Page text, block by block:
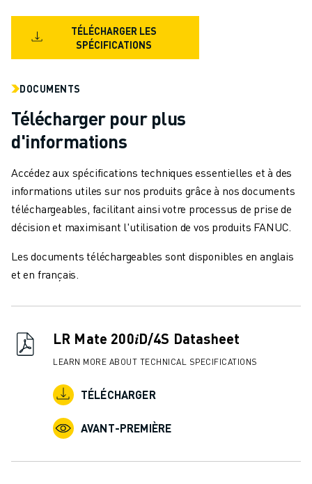
PALETTISATION
INSPECTION DE LA VISION
TÉMOIGNAGES
SERVICE CLIENTÈLE
FANUC PLANS
TERRAIN ET MAINTENANCE
SUPPORT TECHNIQUE À DISTANCE
PIÈCES DE RECHANGE
OUTILS DE SERVICE NUMÉRIQUE
E-STORE
FANUC ACADEMY
SOLUTIONS POUR LES INDUSTRIES
WORLDSKILLS ET JEUNES TALENTS
ÉVÉNEMENTS ÉDUCATIFS
ACTUALITÉS ET MÉDIAS
EVÉNEMENTS
TÉLÉCHARGER LES
SPÉCIFICATIONS
DOCUMENTS
Télécharger pour plus
d'informations
Accédez aux spécifications techniques essentielles et à des
informations utiles sur nos produits grâce à nos documents
téléchargeables, facilitant ainsi votre processus de prise de
décision et maximisant l'utilisation de vos produits FANUC.
Les documents téléchargeables sont disponibles en anglais
et en français.
LR Mate 200𝑖D/4S Datasheet
LEARN MORE ABOUT TECHNICAL SPECIFICATIONS
TÉLÉCHARGER
AVANT-PREMIÈRE